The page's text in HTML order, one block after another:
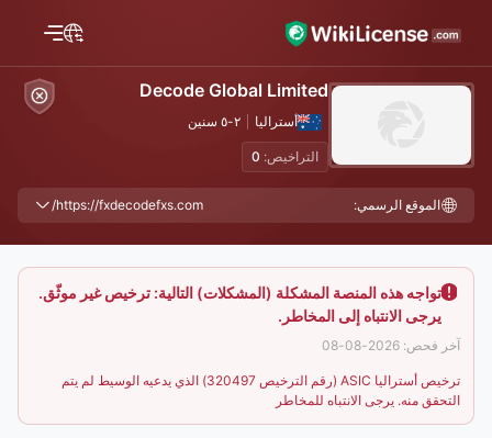
Decode Global Limited
أستراليا ٢-٥ سنين
التراخيص: 0
الموقع الرسمي: https://fxdecodefxs.com/
تواجه هذه المنصة المشكلة (المشكلات) التالية: ترخيص غير موثّق.
يرجى الانتباه إلى المخاطر.
آخر فحص: 2026-08-08
ترخيص أستراليا ASIC (رقم الترخيص 320497) الذي يدعيه الوسيط لم يتم
التحقق منه. يرجى الانتباه للمخاطر